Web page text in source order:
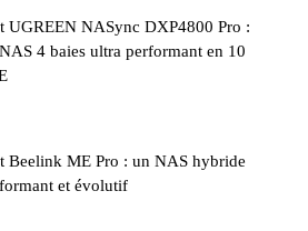
UGREEN NASync DXP4800 Pro :
4 baies ultra performant en 10
Beelink ME Pro : un NAS hybride
et évolutif